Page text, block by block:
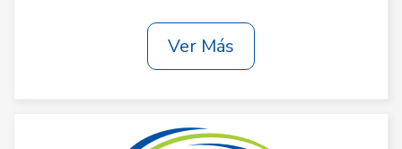
Ver Más